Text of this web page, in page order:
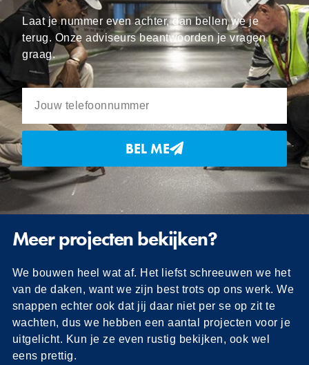
Laat je nummer even achter, dan bellen we je
terug. Onze adviseurs beantwoorden je vragen
graag.
BEL ME
Meer projecten bekijken?
We bouwen heel wat af. Het liefst schreeuwen we het
van de daken, want we zijn best trots op ons werk. We
snappen echter ook dat jij daar niet per se op zit te
wachten, dus we hebben een aantal projecten voor je
uitgelicht. Kun je ze even rustig bekijken, ook wel
eens prettig.